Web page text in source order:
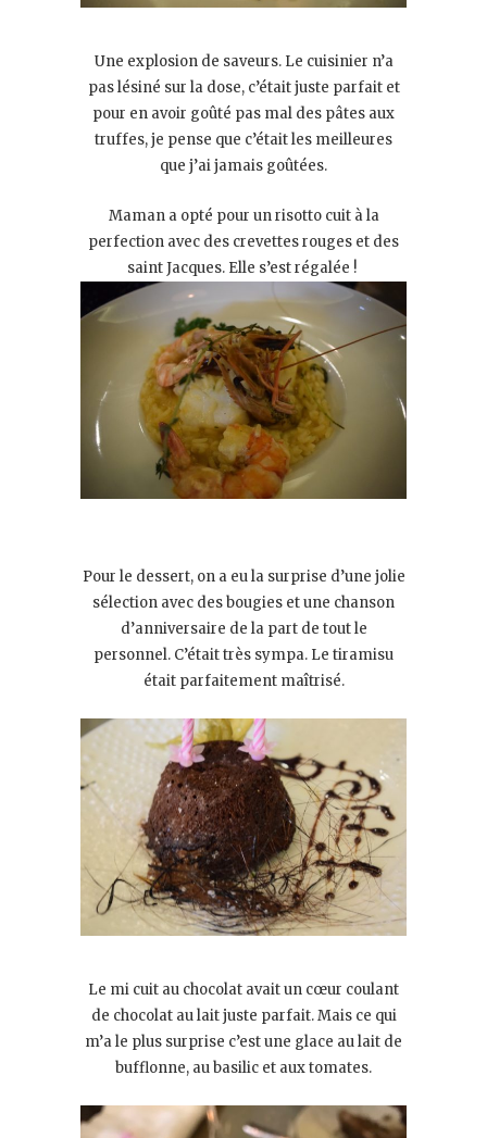
Une explosion de saveurs. Le cuisinier n’a
pas lésiné sur la dose, c’était juste parfait et
pour en avoir goûté pas mal des pâtes aux
truffes, je pense que c’était les meilleures
que j’ai jamais goûtées.
Maman a opté pour un risotto cuit à la
perfection avec des crevettes rouges et des
saint Jacques. Elle s’est régalée !
Pour le dessert, on a eu la surprise d’une jolie
sélection avec des bougies et une chanson
d’anniversaire de la part de tout le
personnel. C’était très sympa. Le tiramisu
était parfaitement maîtrisé.
Le mi cuit au chocolat avait un cœur coulant
de chocolat au lait juste parfait. Mais ce qui
m’a le plus surprise c’est une glace au lait de
bufflonne, au basilic et aux tomates.